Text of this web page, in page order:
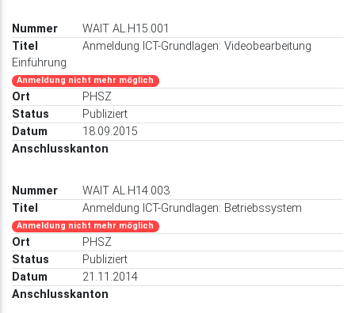
WAIT AL.H15.001
Anmeldung ICT-Grundlagen: Videobearbeitung
Einführung
Anmeldung nicht mehr möglich
PHSZ
Publiziert
18.09.2015
WAIT AL.H14.003
Anmeldung ICT-Grundlagen: Betriebssystem
Anmeldung nicht mehr möglich
PHSZ
Publiziert
21.11.2014